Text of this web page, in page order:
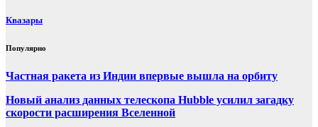
Квазары
Популярно
Частная ракета из Индии впервые вышла на орбиту
Новый анализ данных телескопа Hubble усилил загадку
скорости расширения Вселенной